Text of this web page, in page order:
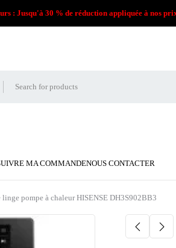
: Jusqu'à 30 % de réduction appliquée à nos
MA COMMANDENOUS CONTACTER
linge pompe à chaleur HISENSE DH3S902BB3